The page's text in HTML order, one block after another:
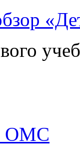
ОМС